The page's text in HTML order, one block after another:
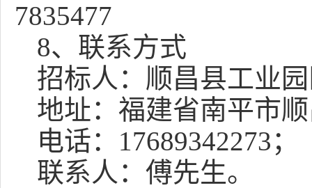
7835477
8、联系方式
招标人： 顺昌县工业
地址： 福建省南平市
电话： 17689342273；
联系人： 傅先生。